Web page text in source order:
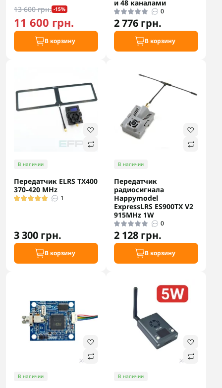
13 600 грн. -15%
11 600 грн.
В корзину
и 48 каналами
0
2 776 грн.
В корзину
В наличии
Передатчик ELRS TX400
370-420 MHz
1
3 300 грн.
В корзину
В наличии
Передатчик
радиосигнала
Happymodel
ExpressLRS ES900TX V2
915MHz 1W
0
2 128 грн.
В корзину
В наличии В наличии